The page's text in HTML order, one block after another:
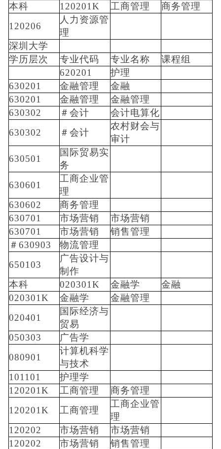
本科
120201K 工商管理
商务管理
120206
人力资源管
理
深圳大学
学历层次
专业代码 专业名称
课程组
620201
护理
630201
金融管理
金融
630201
金融管理
金融管理
630302
＃会计
会计电算化
630302
＃会计
农村财会与
审计
630501
国际贸易实
务
630601
工商企业管
理
630602
商务管理
630701
市场营销
市场营销
630701
市场营销
销售管理
＃630903
物流管理
650103
广告设计与
制作
本科
020301K 金融学
金融
020301K
金融学
金融管理
020401
国际经济与
贸易
050303
广告学
080901
计算机科学
与技术
101101
护理学
120201K
工商管理
商务管理
120201K
工商管理
工商企业管
理
120202
市场营销
市场营销
120202
市场营销
销售管理